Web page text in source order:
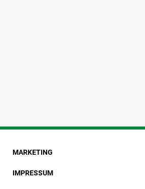
MARKETING
IMPRESSUM